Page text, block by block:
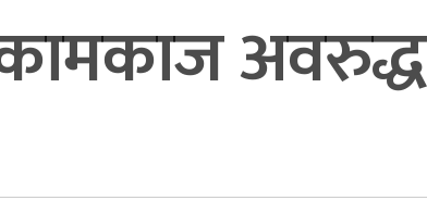
कामकाज अवरुद्ध